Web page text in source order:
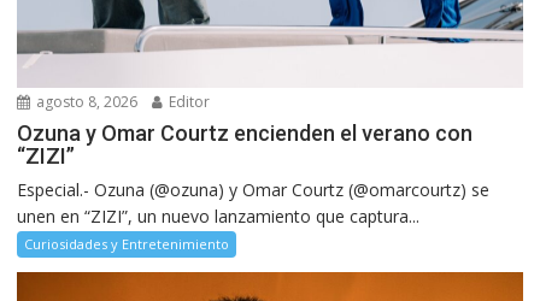
agosto 8, 2026 Editor
Ozuna y Omar Courtz encienden el verano con
“ZIZI”
Especial.- Ozuna (@ozuna) y Omar Courtz (@omarcourtz) se
unen en “ZIZI”, un nuevo lanzamiento que captura...
Curiosidades y Entretenimiento